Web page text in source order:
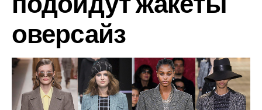
оверсайз